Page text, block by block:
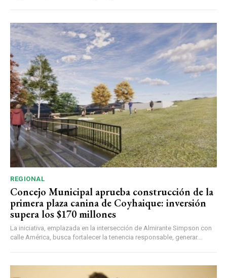
REGIONAL
Concejo Municipal aprueba construcción de la
primera plaza canina de Coyhaique: inversión
supera los $170 millones
La iniciativa, emplazada en la intersección de Almirante Simpson con
calle América, busca fortalecer la tenencia responsable, generar...